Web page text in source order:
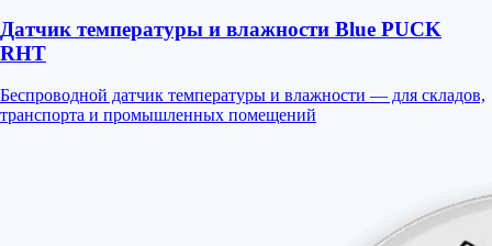
Датчик температуры и влажности Blue PUCK
RHT
Беспроводной датчик температуры и влажности — для складов,
транспорта и промышленных помещений